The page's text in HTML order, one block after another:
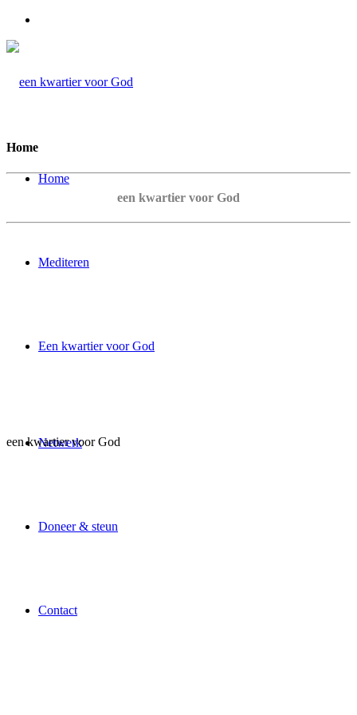
Home
Mediteren
Een kwartier voor God
Netwerk
Doneer & steun
Contact
Home
een kwartier voor God
een kwartier voor God